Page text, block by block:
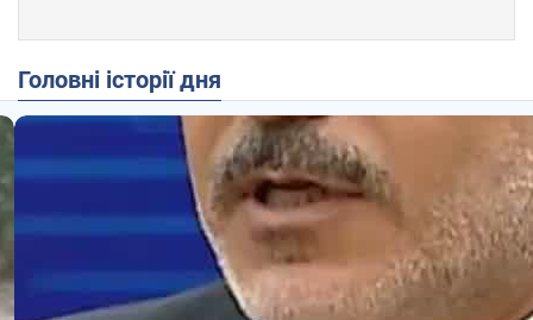
Головні історії дня